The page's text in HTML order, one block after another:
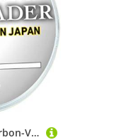
Daiwa J-Fluoro Fluorocarbon-Vorfach, transparent mit parallelem Spulenband, 4,5 kg, 91,4 m, Mehrfarbig, Einheitsgröße